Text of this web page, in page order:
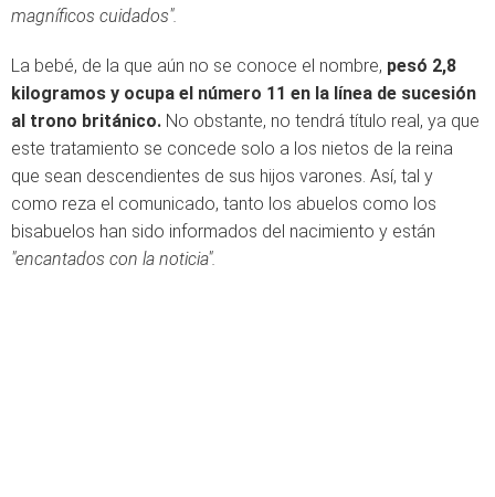
magníficos cuidados".
La bebé, de la que aún no se conoce el nombre, pesó 2,8
kilogramos y ocupa el número 11 en la línea de sucesión
al trono británico. No obstante, no tendrá título real, ya que
este tratamiento se concede solo a los nietos de la reina
que sean descendientes de sus hijos varones. Así, tal y
como reza el comunicado, tanto los abuelos como los
bisabuelos han sido informados del nacimiento y están
"encantados con la noticia".